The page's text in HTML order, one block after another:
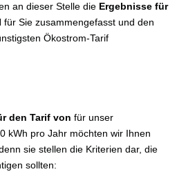
an dieser Stelle die Ergebnisse für
für Sie zusammengefasst und den
Ökostrom-Tarif
den Tarif von für unser
kWh pro Jahr möchten wir Ihnen
sie stellen die Kriterien dar, die
sollten: